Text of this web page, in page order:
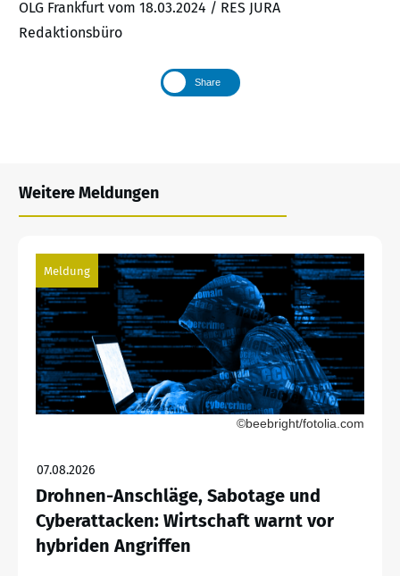
OLG Frankfurt vom 18.03.2024 / RES JURA
Redaktionsbüro
Share
Weitere Meldungen
Meldung
©beebright/fotolia.com
07.08.2026
Drohnen-Anschläge, Sabotage und
Cyberattacken: Wirtschaft warnt vor
hybriden Angriffen